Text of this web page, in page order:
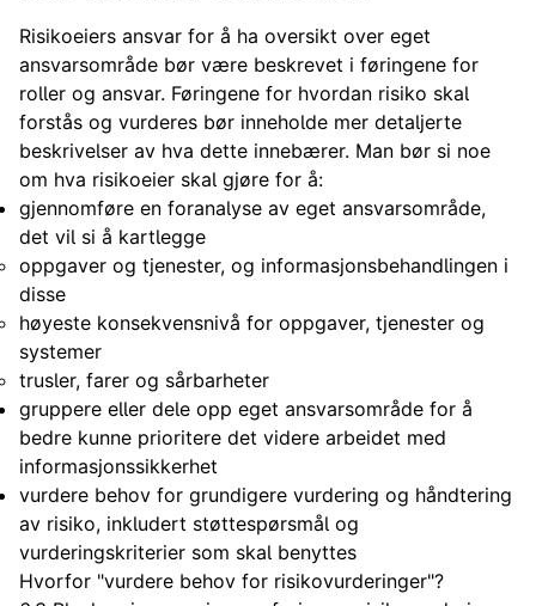
Risikoeiers ansvar for å ha oversikt over eget
ansvarsområde bør være beskrevet i føringene for
roller og ansvar. Føringene for hvordan risiko skal
forstås og vurderes bør inneholde mer detaljerte
beskrivelser av hva dette innebærer. Man bør si noe
om hva risikoeier skal gjøre for å:
gjennomføre en foranalyse av eget ansvarsområde,
det vil si å kartlegge
oppgaver og tjenester, og informasjonsbehandlingen i
disse
høyeste konsekvensnivå for oppgaver, tjenester og
systemer
trusler, farer og sårbarheter
gruppere eller dele opp eget ansvarsområde for å
bedre kunne prioritere det videre arbeidet med
informasjonssikkerhet
vurdere behov for grundigere vurdering og håndtering
av risiko, inkludert støttespørsmål og
vurderingskriterier som skal benyttes
Hvorfor "vurdere behov for risikovurderinger"?